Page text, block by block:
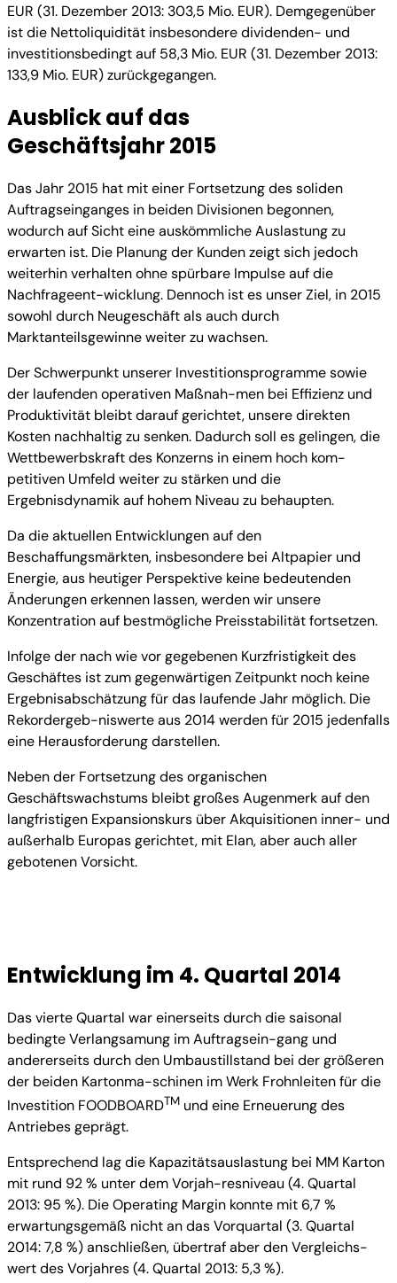
EUR (31. Dezember 2013: 303,5 Mio. EUR). Demgegenüber
ist die Nettoliquidität insbesondere dividenden- und
investitionsbedingt auf 58,3 Mio. EUR (31. Dezember 2013:
133,9 Mio. EUR) zurückgegangen.
Ausblick auf das
Geschäftsjahr 2015
Das Jahr 2015 hat mit einer Fortsetzung des soliden
Auftragseinganges in beiden Divisionen begonnen,
wodurch auf Sicht eine auskömmliche Auslastung zu
erwarten ist. Die Planung der Kunden zeigt sich jedoch
weiterhin verhalten ohne spürbare Impulse auf die
Nachfrageent-wicklung. Dennoch ist es unser Ziel, in 2015
sowohl durch Neugeschäft als auch durch
Marktanteilsgewinne weiter zu wachsen.
Der Schwerpunkt unserer Investitionsprogramme sowie
der laufenden operativen Maßnah-men bei Effizienz und
Produktivität bleibt darauf gerichtet, unsere direkten
Kosten nachhaltig zu senken. Dadurch soll es gelingen, die
Wettbewerbskraft des Konzerns in einem hoch kom-
petitiven Umfeld weiter zu stärken und die
Ergebnisdynamik auf hohem Niveau zu behaupten.
Da die aktuellen Entwicklungen auf den
Beschaffungsmärkten, insbesondere bei Altpapier und
Energie, aus heutiger Perspektive keine bedeutenden
Änderungen erkennen lassen, werden wir unsere
Konzentration auf bestmögliche Preisstabilität fortsetzen.
Infolge der nach wie vor gegebenen Kurzfristigkeit des
Geschäftes ist zum gegenwärtigen Zeitpunkt noch keine
Ergebnisabschätzung für das laufende Jahr möglich. Die
Rekordergeb-niswerte aus 2014 werden für 2015 jedenfalls
eine Herausforderung darstellen.
Neben der Fortsetzung des organischen
Geschäftswachstums bleibt großes Augenmerk auf den
langfristigen Expansionskurs über Akquisitionen inner- und
außerhalb Europas gerichtet, mit Elan, aber auch aller
gebotenen Vorsicht.
Entwicklung im 4. Quartal 2014
Das vierte Quartal war einerseits durch die saisonal
bedingte Verlangsamung im Auftragsein-gang und
andererseits durch den Umbaustillstand bei der größeren
der beiden Kartonma-schinen im Werk Frohnleiten für die
Investition FOODBOARDTM und eine Erneuerung des
Antriebes geprägt.
Entsprechend lag die Kapazitätsauslastung bei MM Karton
mit rund 92 % unter dem Vorjah-resniveau (4. Quartal
2013: 95 %). Die Operating Margin konnte mit 6,7 %
erwartungsgemäß nicht an das Vorquartal (3. Quartal
2014: 7,8 %) anschließen, übertraf aber den Vergleichs-
wert des Vorjahres (4. Quartal 2013: 5,3 %).